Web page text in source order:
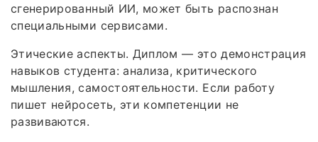
сгенерированный ИИ, может быть распознан
специальными сервисами.
Этические аспекты. Диплом — это демонстрация
навыков студента: анализа, критического
мышления, самостоятельности. Если работу
пишет нейросеть, эти компетенции не
развиваются.